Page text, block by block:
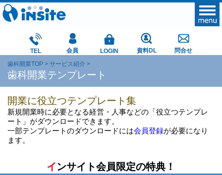
TEL 会員 LOGIN 資料DL
問合せ
歯科開業TOP
サービス紹介
歯科開業テンプレート
開業に役立つテンプレート集
新規開業時に必要となる経営・人事などの「役立つテンプレ
ート」がダウンロードできます。
一部テンプレートのダウンロードには会員登録が必要になり
ます。
インサイト会員限定の特典！